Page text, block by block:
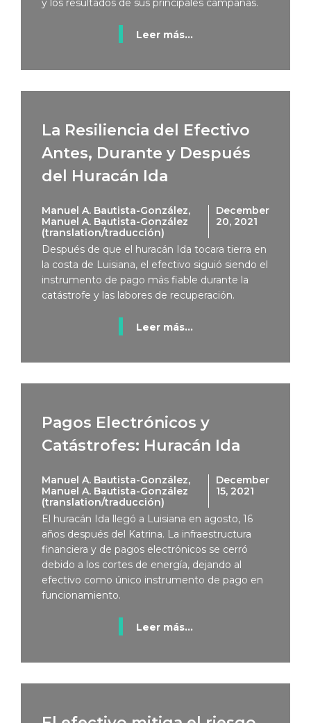
y los resultados de sus principales campañas.
Leer más...
La Resiliencia del Efectivo
Antes, Durante y Después
del Huracán Ida
Manuel A. Bautista-González,
Manuel A. Bautista-González
(translation/traducción)
December
20, 2021
Después de que el huracán Ida tocara tierra en
la costa de Luisiana, el efectivo siguió siendo el
instrumento de pago más fiable durante la
catástrofe y las labores de recuperación.
Leer más...
Pagos Electrónicos y
Catástrofes: Huracán Ida
Manuel A. Bautista-González,
Manuel A. Bautista-González
(translation/traducción)
December
15, 2021
El huracán Ida llegó a Luisiana en agosto, 16
años después del Katrina. La infraestructura
financiera y de pagos electrónicos se cerró
debido a los cortes de energía, dejando al
efectivo como único instrumento de pago en
funcionamiento.
Leer más...